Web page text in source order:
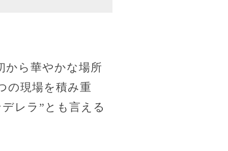
から華やかな場所
の現場を積み重
レラ”とも言える